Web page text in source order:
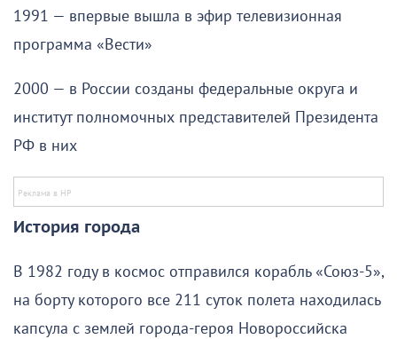
1991 — впервые вышла в эфир телевизионная
программа «Вести»
2000 — в России созданы федеральные округа и
институт полномочных представителей Президента
РФ в них
История города
В 1982 году в космос отправился корабль «Союз-5»,
на борту которого все 211 суток полета находилась
капсула с землей города-героя Новороссийска